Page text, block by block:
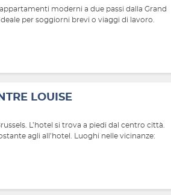
moderni a due passi dalla Grand
per soggiorni brevi o viaggi di lavoro.
LOUISE
L’hotel si trova a piedi dal centro città.
agli all’hotel. Luoghi nelle vicinanze: